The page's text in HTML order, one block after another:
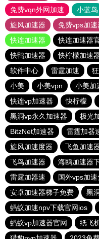
免费vqn外网加速
小蓝鸟
旋风加速器
免费vps加
快连加速器
快连加速器
快鸭加速器
快柠檬加速
软件中心
雷霆加速
小美
小美vpn 小美加
快连vp加速器
快柠檬
黑洞vp永久加速器
极光
BitzNet加速器
雷霆加器
旋风加速度器
飞鱼加速
飞鸟加速器
海鸥加速器
雷霆加器速
国外vps加
安卓加速器梯子免费
黑
蚂蚁加速npv下载官网ios
蚂蚁vp加速器官网
纸飞